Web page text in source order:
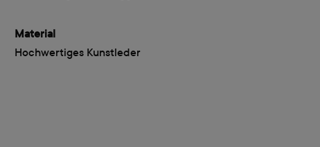
Material
Hochwertiges Kunstleder